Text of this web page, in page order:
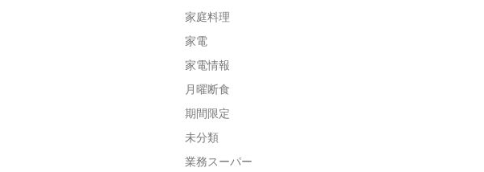
家庭料理
家電
家電情報
月曜断食
期間限定
未分類
業務スーパー